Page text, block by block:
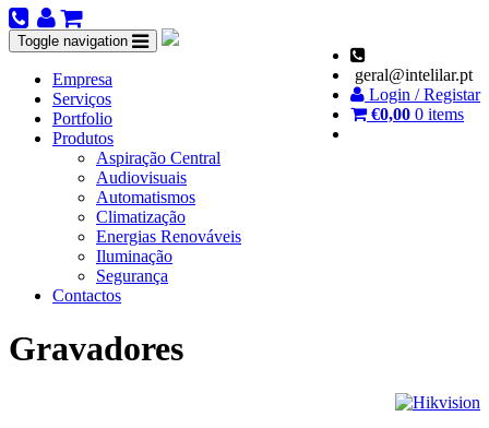
geral@intelilar.pt
Login / Registar
€0,00 0 items
Toggle navigation
Empresa
Serviços
Portfolio
Produtos
Aspiração Central
Audiovisuais
Automatismos
Climatização
Energias Renováveis
Iluminação
Segurança
Contactos
Gravadores